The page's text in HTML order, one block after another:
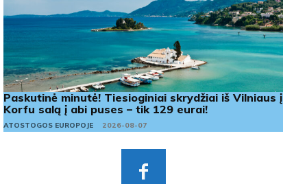
Paskutinė minutė! Tiesioginiai skrydžiai iš Vilniaus į
Korfu salą į abi puses – tik 129 eurai!
ATOSTOGOS EUROPOJE 2026-08-07